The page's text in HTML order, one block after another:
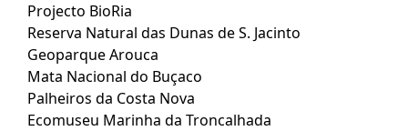
Projecto BioRia
Reserva Natural das Dunas de S. Jacinto
Geoparque Arouca
Mata Nacional do Buçaco
Palheiros da Costa Nova
Ecomuseu Marinha da Troncalhada